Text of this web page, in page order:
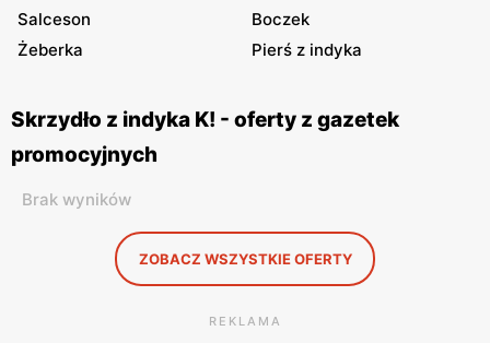
Salceson
Boczek
Żeberka
Pierś z indyka
Skrzydło z indyka K! - oferty z gazetek
promocyjnych
Brak wyników
ZOBACZ WSZYSTKIE OFERTY
REKLAMA